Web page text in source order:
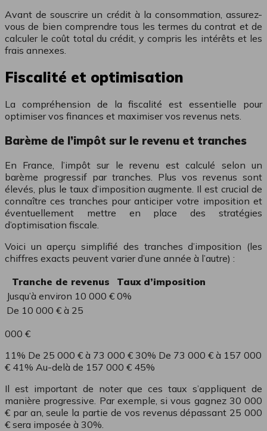
Avant de souscrire un crédit à la consommation, assurez-
vous de bien comprendre tous les termes du contrat et de
calculer le coût total du crédit, y compris les intérêts et les
frais annexes.
Fiscalité et optimisation
La compréhension de la fiscalité est essentielle pour
optimiser vos finances et maximiser vos revenus nets.
Barème de l’impôt sur le revenu et tranches
En France, l’impôt sur le revenu est calculé selon un
barème progressif par tranches. Plus vos revenus sont
élevés, plus le taux d’imposition augmente. Il est crucial de
connaître ces tranches pour anticiper votre imposition et
éventuellement mettre en place des stratégies
d’optimisation fiscale.
Voici un aperçu simplifié des tranches d’imposition (les
chiffres exacts peuvent varier d’une année à l’autre) :
Tranche de revenus
Taux d’imposition
Jusqu’à environ 10 000 € 0%
De 10 000 € à 25
000 €
11% De 25 000 € à 73 000 € 30% De 73 000 € à 157 000
€ 41% Au-delà de 157 000 € 45%
Il est important de noter que ces taux s’appliquent de
manière progressive. Par exemple, si vous gagnez 30 000
€ par an, seule la partie de vos revenus dépassant 25 000
€ sera imposée à 30%.